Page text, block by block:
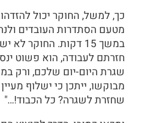
כך, למשל, החוקר יכול
מטעם הסתדרות העובדים
במשך 15 דקות. החוקר
חזרתם לעבודה, הוא פשוט
שגרת היום-יום שלכם, ורק
מבוקשו, ייתכן כי ישלוף
שחזרת לשגרה? כל הכבוד!…"